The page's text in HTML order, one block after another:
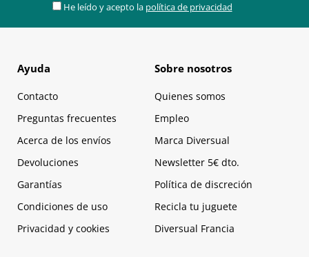
He leído y acepto la política de privacidad
Ayuda
Contacto
Preguntas frecuentes
Acerca de los envíos
Devoluciones
Garantías
Condiciones de uso
Privacidad y cookies
Sobre nosotros
Quienes somos
Empleo
Marca Diversual
Newsletter 5€ dto.
Política de discreción
Recicla tu juguete
Diversual Francia